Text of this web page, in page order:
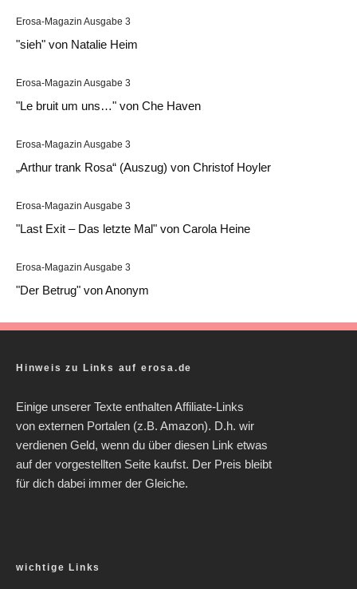
Erosa-Magazin Ausgabe 3
"sieh" von Natalie Heim
Erosa-Magazin Ausgabe 3
"Le bruit um uns…" von Che Haven
Erosa-Magazin Ausgabe 3
„Arthur trank Rosa“ (Auszug) von Christof Hoyler
Erosa-Magazin Ausgabe 3
"Last Exit – Das letzte Mal" von Carola Heine
Erosa-Magazin Ausgabe 3
"Der Betrug" von Anonym
Hinweis zu Links auf erosa.de
Einige unserer Texte enthalten Affiliate-Links
von externen Portalen (z.B. Amazon). D.h. wir
verdienen Geld, wenn du über diesen Link etwas
auf der vorgestellten Seite kaufst. Der Preis bleibt
für dich dabei immer der Gleiche.
wichtige Links